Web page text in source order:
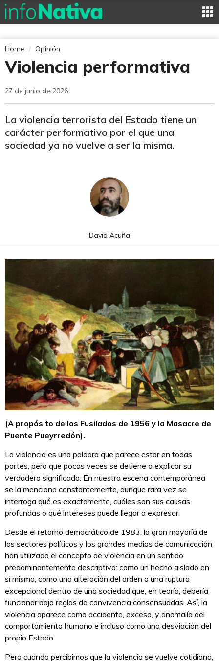
Home Opinión
Violencia performativa
27 de junio de 2026
La violencia terrorista del Estado tiene un
carácter performativo por el que una
sociedad ya no vuelve a ser la misma.
David Acuña
(A propósito de los Fusilados de 1956 y la Masacre de
Puente Pueyrredón).
La violencia es una palabra que parece estar en todas
partes, pero que pocas veces se detiene a explicar su
verdadero significado. En nuestra escena contemporánea
se la menciona constantemente, aunque rara vez se
interroga qué es exactamente, cuáles son sus causas
profundas o qué intereses puede llegar a expresar.
Desde el retorno democrático de 1983, la gran mayoría de
los sectores políticos y los grandes medios de comunicación
han utilizado el concepto de violencia en un sentido
predominantemente descriptivo: como un hecho aislado en
sí mismo, como una alteración del orden o una ruptura
excepcional dentro de una sociedad que, en teoría, debería
funcionar bajo reglas de convivencia consensuadas. Así, la
violencia aparece como accidente, exceso, y anomalía del
comportamiento humano e incluso como una desviación del
propio Estado.
Pero cuando percibimos que la violencia se vuelve cotidiana,